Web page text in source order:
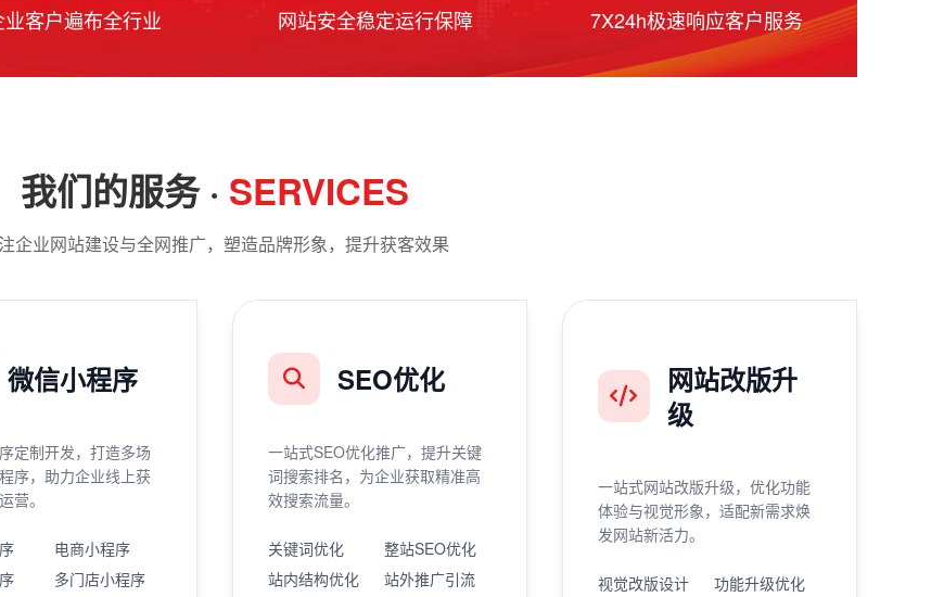
客户遍布全行业
网站安全稳定运行保障
7X24h极速响应客户服务
我们的服务 · SERVICES
企业网站建设与全网推广，塑造品牌形象，提升获客效果
微信小程序
定制开发，打造多场
序，助力企业线上获
营。
电商小程序
多门店小程序
SEO优化
一站式SEO优化推广，提升关键
词搜索排名，为企业获取精准高
效搜索流量。
关键词优化
整站SEO优化
站内结构优化
站外推广引流
网站改版升
级
一站式网站改版升级，优化功能
体验与视觉形象，适配新需求焕
发网站新活力。
视觉改版设计
功能升级优化